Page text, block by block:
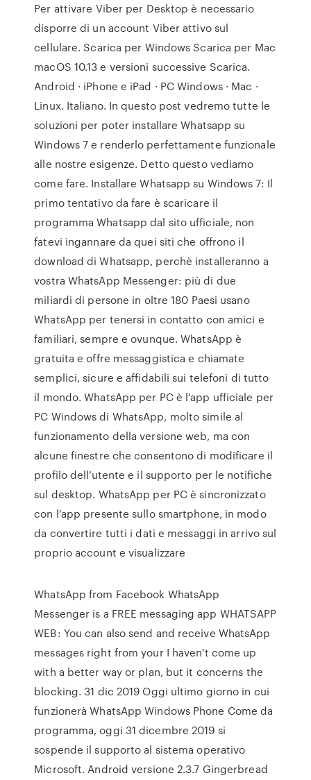
Per attivare Viber per Desktop è necessario
disporre di un account Viber attivo sul
cellulare. Scarica per Windows Scarica per Mac
macOS 10.13 e versioni successive Scarica.
Android · iPhone e iPad · PC Windows · Mac ·
Linux. Italiano. In questo post vedremo tutte le
soluzioni per poter installare Whatsapp su
Windows 7 e renderlo perfettamente funzionale
alle nostre esigenze. Detto questo vediamo
come fare. Installare Whatsapp su Windows 7: Il
primo tentativo da fare è scaricare il
programma Whatsapp dal sito ufficiale, non
fatevi ingannare da quei siti che offrono il
download di Whatsapp, perchè installeranno a
vostra WhatsApp Messenger: più di due
miliardi di persone in oltre 180 Paesi usano
WhatsApp per tenersi in contatto con amici e
familiari, sempre e ovunque. WhatsApp è
gratuita e offre messaggistica e chiamate
semplici, sicure e affidabili sui telefoni di tutto
il mondo. WhatsApp per PC è l'app ufficiale per
PC Windows di WhatsApp, molto simile al
funzionamento della versione web, ma con
alcune finestre che consentono di modificare il
profilo dell’utente e il supporto per le notifiche
sul desktop. WhatsApp per PC è sincronizzato
con l’app presente sullo smartphone, in modo
da convertire tutti i dati e messaggi in arrivo sul
proprio account e visualizzare
WhatsApp from Facebook WhatsApp
Messenger is a FREE messaging app WHATSAPP
WEB: You can also send and receive WhatsApp
messages right from your I haven't come up
with a better way or plan, but it concerns the
blocking. 31 dic 2019 Oggi ultimo giorno in cui
funzionerà WhatsApp Windows Phone Come da
programma, oggi 31 dicembre 2019 si
sospende il supporto al sistema operativo
Microsoft. Android versione 2.3.7 Gingerbread